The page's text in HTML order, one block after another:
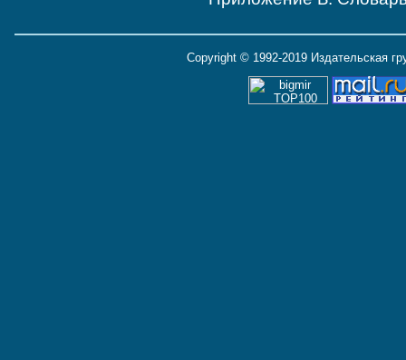
Copyright © 1992-2019 Издательская